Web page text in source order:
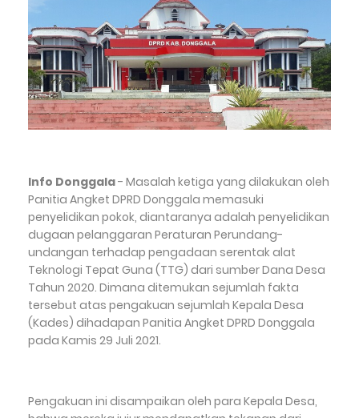
Info Donggala- Masalah ketiga yang dilakukan oleh
Panitia Angket DPRD Donggala memasuki
penyelidikan pokok, diantaranya adalah penyelidikan
dugaan pelanggaran Peraturan Perundang-
undangan terhadap pengadaan serentak alat
Teknologi Tepat Guna (TTG) dari sumber Dana Desa
Tahun 2020. Dimana ditemukan sejumlah fakta
tersebut atas pengakuan sejumlah Kepala Desa
(Kades) dihadapan Panitia Angket DPRD Donggala
pada Kamis 29 Juli 2021.
Pengakuan ini disampaikan oleh para Kepala Desa,